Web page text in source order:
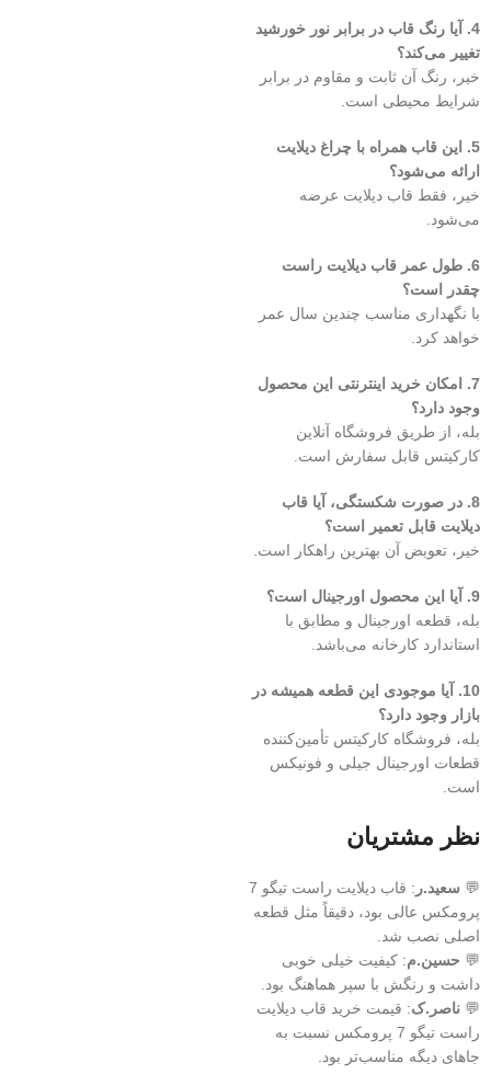
4. آیا رنگ قاب در برابر نور خورشید
تغییر می‌کند؟
خیر، رنگ آن ثابت و مقاوم در برابر
شرایط محیطی است.
5. این قاب همراه با چراغ دیلایت
ارائه می‌شود؟
خیر، فقط قاب دیلایت عرضه
می‌شود.
6. طول عمر قاب دیلایت راست
چقدر است؟
با نگهداری مناسب چندین سال عمر
خواهد کرد.
7. امکان خرید اینترنتی این محصول
وجود دارد؟
بله، از طریق فروشگاه آنلاین
کارکیتس قابل سفارش است.
8. در صورت شکستگی، آیا قاب
دیلایت قابل تعمیر است؟
خیر، تعویض آن بهترین راهکار است.
9. آیا این محصول اورجینال است؟
بله، قطعه اورجینال و مطابق با
استاندارد کارخانه می‌باشد.
10. آیا موجودی این قطعه همیشه در
بازار وجود دارد؟
بله، فروشگاه کارکیتس تأمین‌کننده
قطعات اورجینال جیلی و فونیکس
است.
نظر مشتریان
💬 سعید.ر
: قاب دیلایت راست تیگو 7
پرومکس عالی بود، دقیقاً مثل قطعه
اصلی نصب شد.
💬 حسین.م: کیفیت خیلی خوبی
داشت و رنگش با سپر هماهنگ بود.
💬 ناصر.ک: قیمت خرید قاب دیلایت
راست تیگو 7 پرومکس نسبت به
جاهای دیگه مناسب‌تر بود.